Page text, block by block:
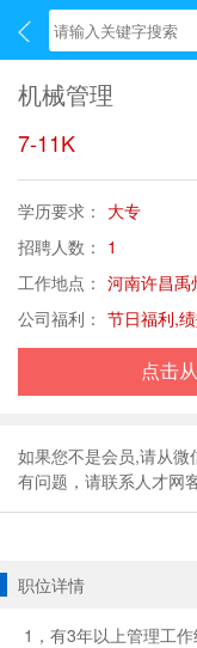
机械管理
7-11K
学历要求： 大专
招聘人数： 1
工作地点： 河南许昌禹
公司福利： 节日福利,
点击
如果您不是会员,请从微
职位详情
1，有3年以上管理工作